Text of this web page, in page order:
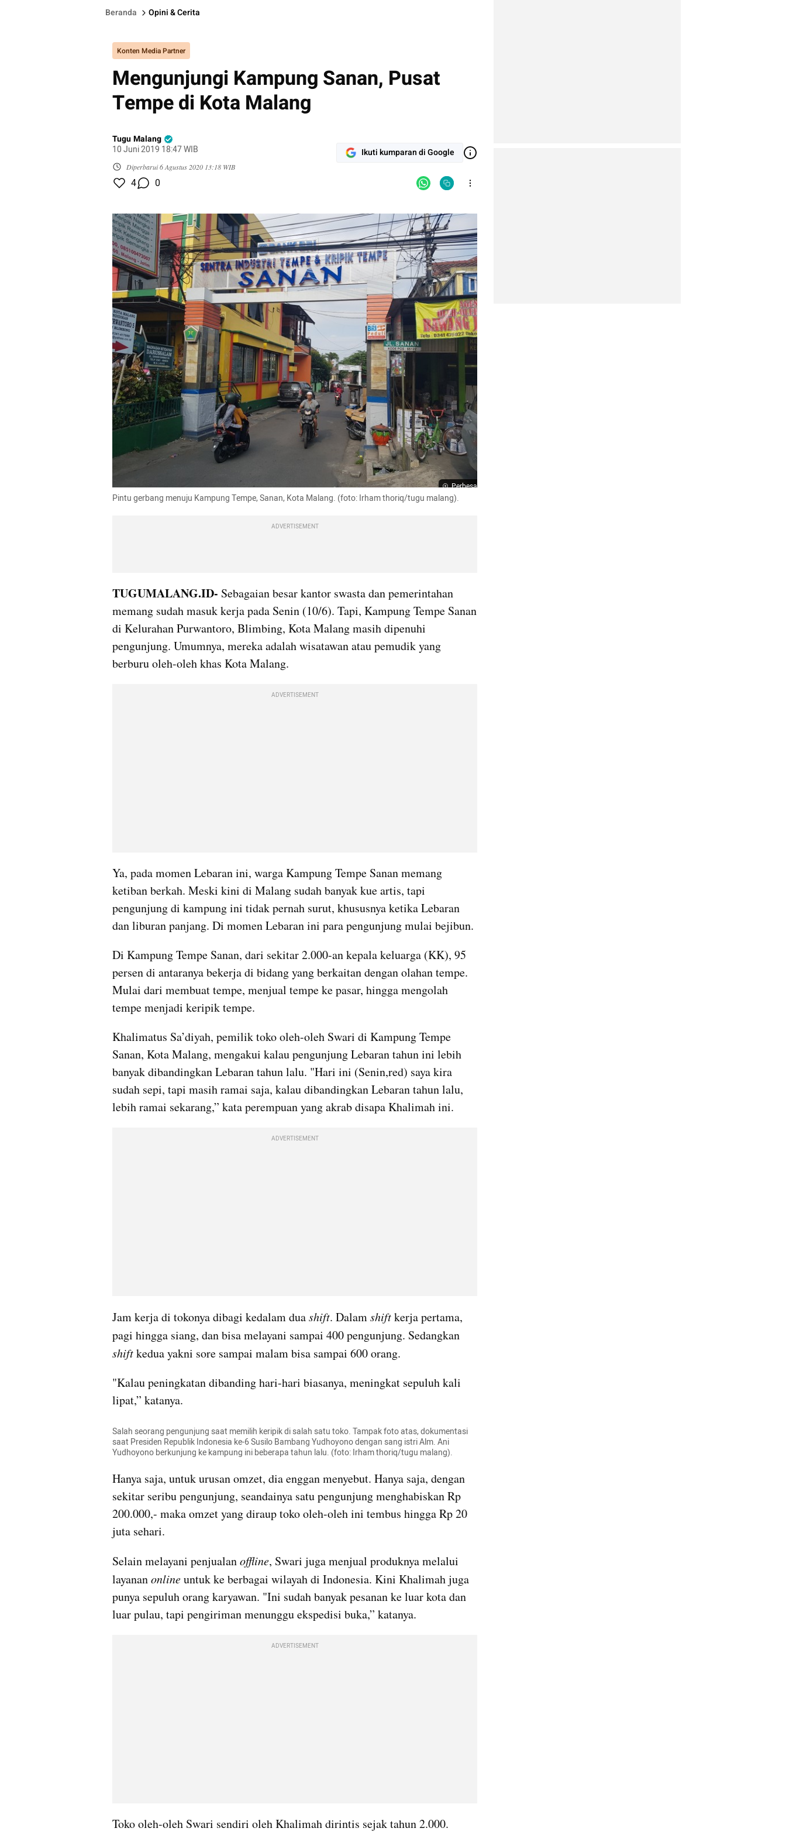
Beranda Opini & Cerita
Konten Media Partner
Mengunjungi Kampung Sanan, Pusat
Tempe di Kota Malang
Tugu Malang
10 Juni 2019 18:47 WIB
Diperbarui6 Agustus 2020 13:18 WIB
Ikuti kumparan di Google
4 0
Perbesar
Pintu gerbang menuju Kampung Tempe, Sanan, Kota Malang. (foto: Irham thoriq/tugu malang).
ADVERTISEMENT
TUGUMALANG.ID- Sebagaian besar kantor swasta dan pemerintahan
memang sudah masuk kerja pada Senin (10/6). Tapi, Kampung Tempe Sanan
di Kelurahan Purwantoro, Blimbing, Kota Malang masih dipenuhi
pengunjung. Umumnya, mereka adalah wisatawan atau pemudik yang
berburu oleh-oleh khas Kota Malang.
ADVERTISEMENT
Ya, pada momen Lebaran ini, warga Kampung Tempe Sanan memang
ketiban berkah. Meski kini di Malang sudah banyak kue artis, tapi
pengunjung di kampung ini tidak pernah surut, khususnya ketika Lebaran
dan liburan panjang. Di momen Lebaran ini para pengunjung mulai bejibun.
Di Kampung Tempe Sanan, dari sekitar 2.000-an kepala keluarga (KK), 95
persen di antaranya bekerja di bidang yang berkaitan dengan olahan tempe.
Mulai dari membuat tempe, menjual tempe ke pasar, hingga mengolah
tempe menjadi keripik tempe.
Khalimatus Sa’diyah, pemilik toko oleh-oleh Swari di Kampung Tempe
Sanan, Kota Malang, mengakui kalau pengunjung Lebaran tahun ini lebih
banyak dibandingkan Lebaran tahun lalu. "Hari ini (Senin,red) saya kira
sudah sepi, tapi masih ramai saja, kalau dibandingkan Lebaran tahun lalu,
lebih ramai sekarang,” kata perempuan yang akrab disapa Khalimah ini.
ADVERTISEMENT
Jam kerja di tokonya dibagi kedalam dua shift. Dalam shift kerja pertama,
pagi hingga siang, dan bisa melayani sampai 400 pengunjung. Sedangkan
shift kedua yakni sore sampai malam bisa sampai 600 orang.
"Kalau peningkatan dibanding hari-hari biasanya, meningkat sepuluh kali
lipat,” katanya.
Salah seorang pengunjung saat memilih keripik di salah satu toko. Tampak foto atas, dokumentasi
saat Presiden Republik Indonesia ke-6 Susilo Bambang Yudhoyono dengan sang istri Alm. Ani
Yudhoyono berkunjung ke kampung ini beberapa tahun lalu. (foto: Irham thoriq/tugu malang).
Hanya saja, untuk urusan omzet, dia enggan menyebut. Hanya saja, dengan
sekitar seribu pengunjung, seandainya satu pengunjung menghabiskan Rp
200.000,- maka omzet yang diraup toko oleh-oleh ini tembus hingga Rp 20
juta sehari.
Selain melayani penjualan offline, Swari juga menjual produknya melalui
layanan online untuk ke berbagai wilayah di Indonesia. Kini Khalimah juga
punya sepuluh orang karyawan. "Ini sudah banyak pesanan ke luar kota dan
luar pulau, tapi pengiriman menunggu ekspedisi buka,” katanya.
ADVERTISEMENT
Toko oleh-oleh Swari sendiri oleh Khalimah dirintis sejak tahun 2.000.